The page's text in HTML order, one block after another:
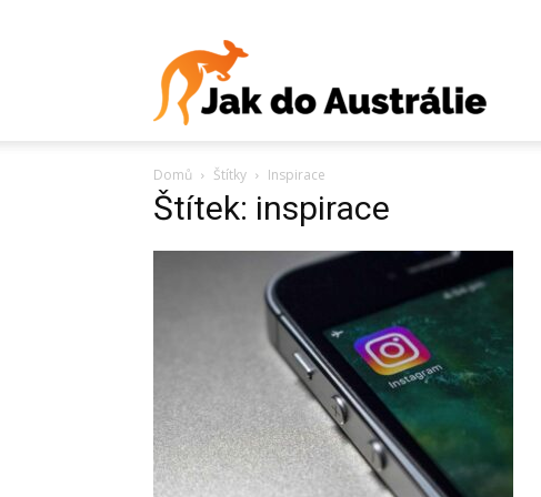
Domů Štítky Inspirace
Štítek: inspirace